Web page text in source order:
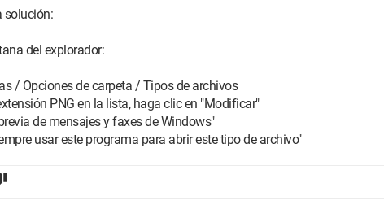
solución:
del explorador:
/ Opciones de carpeta / Tipos de archivos
PNG en la lista, haga clic en "Modificar"
de mensajes y faxes de Windows"
usar este programa para abrir este tipo de archivo"